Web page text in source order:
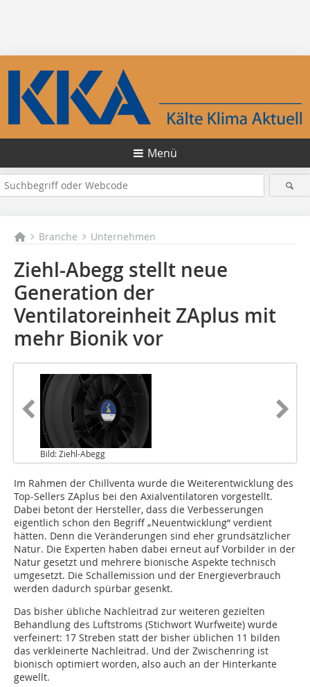
Menü
Branche Unternehmen
Ziehl-Abegg stellt neue
Generation der
Ventilatoreinheit ZAplus mit
mehr Bionik vor
Bild: Ziehl-Abegg
Im Rahmen der Chillventa wurde die Weiterentwicklung des
Top-Sellers ZAplus bei den Axialventilatoren vorgestellt.
Dabei betont der Hersteller, dass die Verbesserungen
eigentlich schon den Begriff „Neuentwicklung“ verdient
hätten. Denn die Veränderungen sind eher grundsätzlicher
Natur. Die Experten haben dabei erneut auf Vorbilder in der
Natur gesetzt und mehrere bionische Aspekte technisch
umgesetzt. Die Schallemission und der Energieverbrauch
werden dadurch spürbar gesenkt.
Das bisher übliche Nachleitrad zur weiteren gezielten
Behandlung des Luftstroms (Stichwort Wurfweite) wurde
verfeinert: 17 Streben statt der bisher üblichen 11 bilden
das verkleinerte Nachleitrad. Und der Zwischenring ist
bionisch optimiert worden, also auch an der Hinterkante
gewellt.